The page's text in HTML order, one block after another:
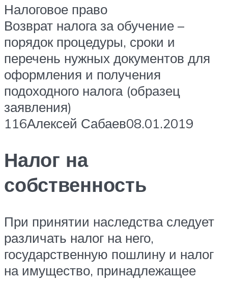
Налоговое право
Возврат налога за обучение –
порядок процедуры, сроки и
перечень нужных документов для
оформления и получения
подоходного налога (образец
заявления)
116Алексей Сабаев08.01.2019
Налог на
собственность
При принятии наследства следует
различать налог на него,
государственную пошлину и налог
на имущество, принадлежащее